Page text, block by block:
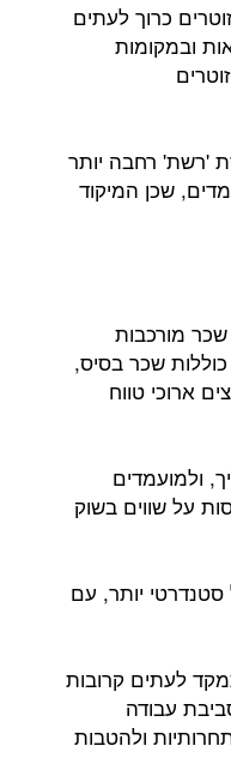
כרוך לעתים
ובמקומות
'רשת' רחבה יותר
שכן המיקוד
מורכבות
שכר בסיס,
ארוכי טווח
ולמועמדים
על שווים בשוק
יותר, עם
לעתים קרובות
עבודה
ולהטבות